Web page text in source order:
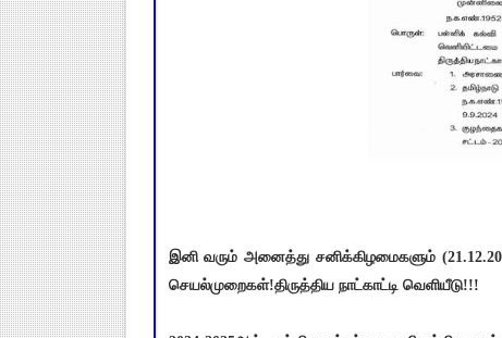
இனி வரும் அனைத்து சனிக்கிழமைகளும்
செயல்முறைகள்!திருத்திய நாட்காட்டி வெளியீடு!!!